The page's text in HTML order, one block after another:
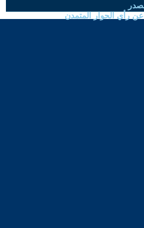
عن رأي الحوار المتمدن